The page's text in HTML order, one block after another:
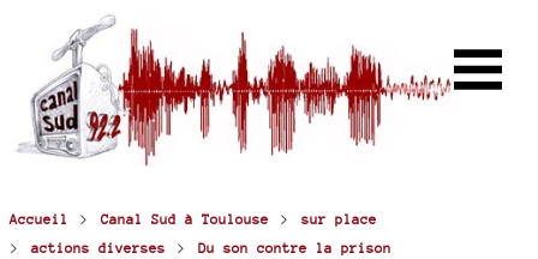
Accueil > Canal Sud à Toulouse > sur place
> actions diverses > Du son contre la prison